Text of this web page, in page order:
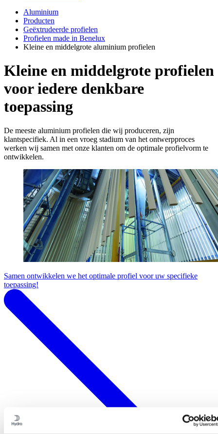
Aluminium
Producten
Geëxtrudeerde profielen
Profielen made in Benelux
Kleine en middelgrote aluminium profielen
Kleine en middelgrote profielen
voor iedere denkbare
toepassing
De meeste aluminium profielen die wij produceren, zijn
klantspecifiek. Al in een vroeg stadium van het ontwerpproces
werken wij samen met onze klanten om de optimale profielvorm te
ontwikkelen.
Samen ontwikkelen we het optimale profiel voor uw specifieke
toepassing!